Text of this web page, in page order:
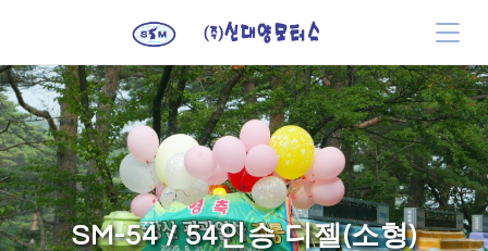
SM-54 / 54인승 디젤(소형)